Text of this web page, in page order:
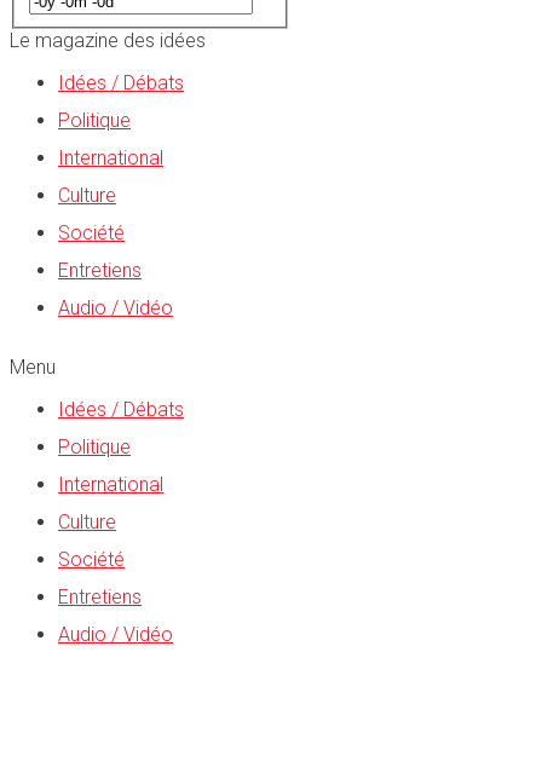
Le magazine des idées
Idées / Débats
Politique
International
Culture
Société
Entretiens
Audio / Vidéo
Menu
Idées / Débats
Politique
International
Culture
Société
Entretiens
Audio / Vidéo